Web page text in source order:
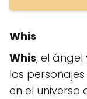
Whis
Whis, el ángel
los
en el universo